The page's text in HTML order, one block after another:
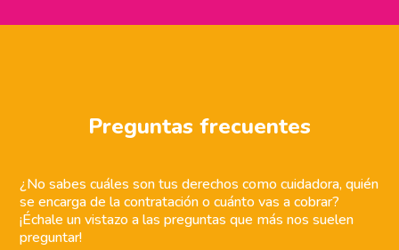
Preguntas frecuentes
¿No sabes cuáles son tus derechos como cuidadora, quién
se encarga de la contratación o cuánto vas a cobrar?
¡Échale un vistazo a las preguntas que más nos suelen
preguntar!